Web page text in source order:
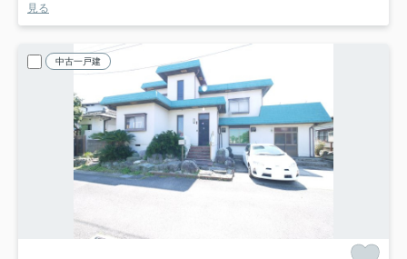
見る
中古一戸建